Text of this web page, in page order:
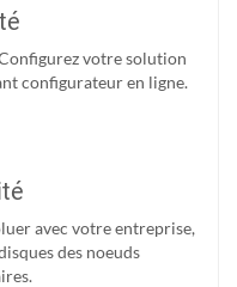
votre solution
configurateur en ligne.
avec votre entreprise,
des noeuds